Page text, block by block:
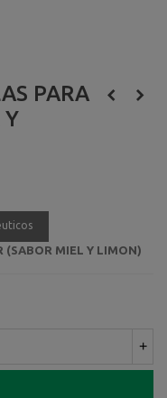
PARA
Y
(SABOR MIEL Y LIMON)
+